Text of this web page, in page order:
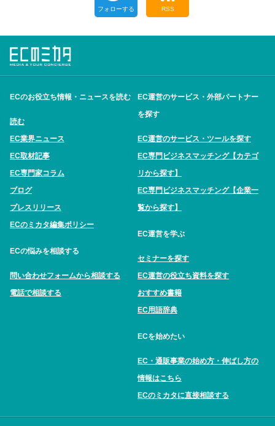
フォローする RSS
ECのお役立ち情報・ニュースを読む
読む
EC業界ニュース
EC取材記事
EC専門家コラム
ブログ
プレスリリース
ECのミカタ編集ポリシー
ECの悩みを相談する
問い合わせフォームから相談する
電話で相談する
EC運営のサービス・外部パートナー
を探す
EC運営のサービス・ツールを探す
EC専門ビジネスマッチング【カテゴ
リから探す】
EC専門ビジネスマッチング【企業一
覧から探す】
EC運営を学ぶ
セミナーを探す
EC運営の役立ち資料を探す
おすすめ書籍
EC用語辞典
ECを始めたい
EC・通販事業の始め方・伸ばし方の
情報はこちら
ECのミカタに直接相談する